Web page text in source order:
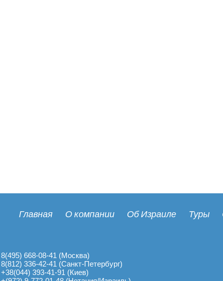
Главная О компании Об Израиле Туры
8(495) 668-08-41 (Москва)
8(812) 336-42-41 (Санкт-Петербург)
+38(044) 393-41-91 (Киев)